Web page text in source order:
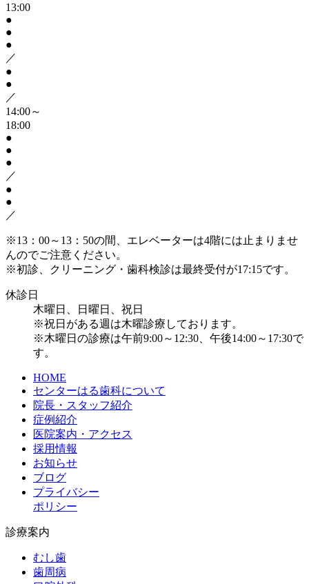
13:00
●
●
●
／
●
●
／
14:00～
18:00
●
●
●
／
●
●
／
※13：00～13：50の間、エレベーターは4階には止まりませ
んのでご注意ください。
※初診、クリーニング・歯科検診は最終受付が17:15です。
休診日
木曜日、日曜日、祝日
※祝日がある週は木曜診療しております。
※木曜日の診療は午前9:00～12:30、午後14:00～17:30で
す。
HOME
センターはる歯科について
院長・スタッフ紹介
症例紹介
医院案内・アクセス
採用情報
お知らせ
ブログ
プライバシー
ポリシー
診療案内
むし歯
歯周病